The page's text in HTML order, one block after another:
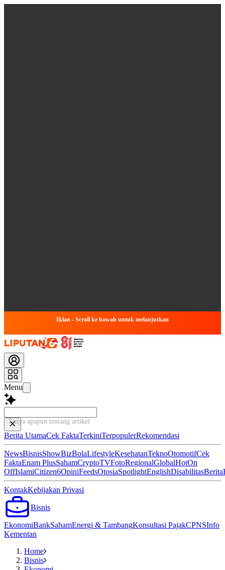
Iklan - Scroll ke bawah untuk melanjutkan
Menu
Tanya apapun tentang artikel ini...
Berita UtamaCek FaktaTerkiniTerpopulerRekomendasi
NewsBisnisShowBizBolaLifestyleKesehatanTeknoOtomotifCek
FaktaEnam PlusSahamCryptoTVFotoRegionalGlobalHotOn
OffIslamiCitizen6OpiniFeedsOtosiaSpotlightEnglishDisabilitasBerita
KontakKebijakan Privasi
Bisnis
EkonomiBankSahamEnergi & TambangKonsultasi PajakCPNSInfo
Kementan
Home
Bisnis